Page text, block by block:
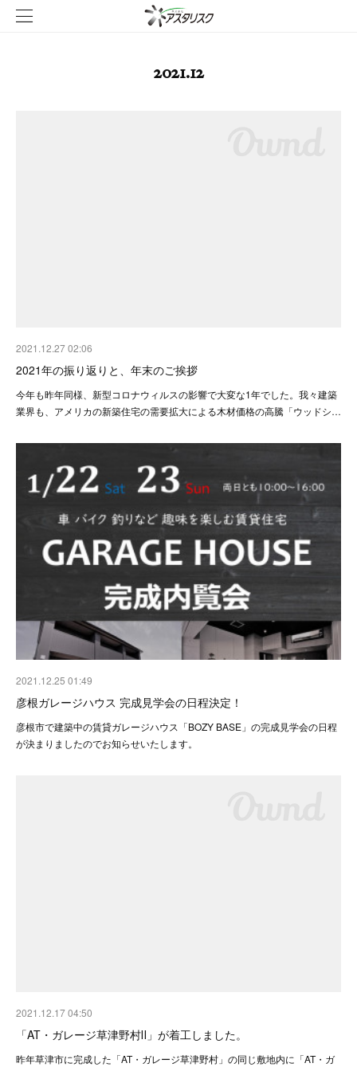
2021.12
2021.12.27 02:06
2021年の振り返りと、年末のご挨拶
今年も昨年同様、新型コロナウィルスの影響で大変な1年でした。我々建築
業界も、アメリカの新築住宅の需要拡大による木材価格の高騰「ウッドシ…
2021.12.25 01:49
彦根ガレージハウス 完成見学会の日程決定！
彦根市で建築中の賃貸ガレージハウス「BOZY BASE」の完成見学会の日程
が決まりましたのでお知らせいたします。
2021.12.17 04:50
「AT・ガレージ草津野村Ⅱ」が着工しました。
昨年草津市に完成した「AT・ガレージ草津野村」の同じ敷地内に「AT・ガ